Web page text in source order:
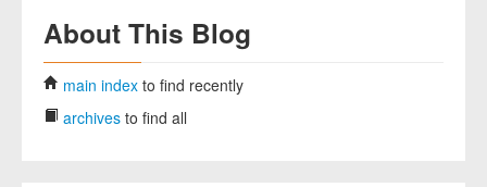
About This Blog
main index to find recently
archives to find all